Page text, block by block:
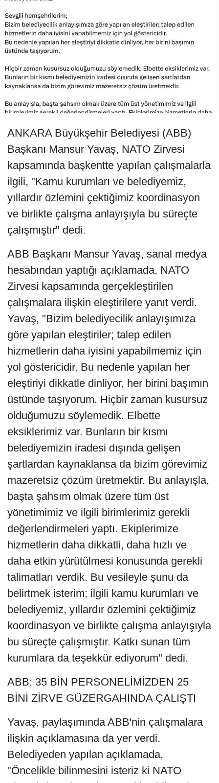
ANKARA Büyükşehir Belediyesi (ABB)
Başkanı Mansur Yavaş, NATO Zirvesi
kapsamında başkentte yapılan çalışmalarla
ilgili, "Kamu kurumları ve belediyemiz,
yıllardır özlemini çektiğimiz koordinasyon
ve birlikte çalışma anlayışıyla bu süreçte
çalışmıştır" dedi.
ABB Başkanı Mansur Yavaş, sanal medya
hesabından yaptığı açıklamada, NATO
Zirvesi kapsamında gerçekleştirilen
çalışmalara ilişkin eleştirilere yanıt verdi.
Yavaş, "Bizim belediyecilik anlayışımıza
göre yapılan eleştiriler; talep edilen
hizmetlerin daha iyisini yapabilmemiz için
yol göstericidir. Bu nedenle yapılan her
eleştiriyi dikkatle dinliyor, her birini başımın
üstünde taşıyorum. Hiçbir zaman kusursuz
olduğumuzu söylemedik. Elbette
eksiklerimiz var. Bunların bir kısmı
belediyemizin iradesi dışında gelişen
şartlardan kaynaklansa da bizim görevimiz
mazeretsiz çözüm üretmektir. Bu anlayışla,
başta şahsım olmak üzere tüm üst
yönetimimiz ve ilgili birimlerimiz gerekli
değerlendirmeleri yaptı. Ekiplerimize
hizmetlerin daha dikkatli, daha hızlı ve
daha etkin yürütülmesi konusunda gerekli
talimatları verdik. Bu vesileyle şunu da
belirtmek isterim; ilgili kamu kurumları ve
belediyemiz, yıllardır özlemini çektiğimiz
koordinasyon ve birlikte çalışma anlayışıyla
bu süreçte çalışmıştır. Katkı sunan tüm
kurumlara da teşekkür ediyorum" dedi.
ABB: 35 BİN PERSONELİMİZDEN 25
BİNİ ZİRVE GÜZERGAHINDA ÇALIŞTI
Yavaş, paylaşımında ABB'nin çalışmalara
ilişkin açıklamasına da yer verdi.
Belediyeden yapılan açıklamada,
"Öncelikle bilinmesini isteriz ki NATO